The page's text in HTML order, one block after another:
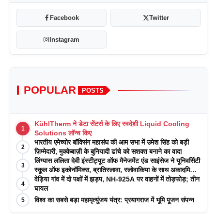
Facebook Twitter
Instagram
POPULAR POSTS
1
KühlTherm ने डेटा सेंटर्स के लिए स्वदेशी Liquid Cooling
Solutions लॉन्च किए
2
भारतीय एमेच्योर बॉक्सिंग महासंघ की आम सभा में उमेश सिंह को बड़ी
ज़िम्मेदारी, मुक्केबाज़ी के बुनियादी ढांचे को सशक्त बनाने का वादा
3
लिंग्यास ललिता देवी इंस्टीट्यूट ऑफ मैनेजमेंट एंड साइंसेज ने यूनिवर्सिटी
स्कूल ऑफ इकोनॉमिक्स, ब्रातिस्लावा, स्लोवाकिया के साथ अकादमिक
पत्रिकाओं में प्रकाशन रणनीतियों पर एक दिवसीय कार्यशाला का
आयोजन किया
4
वेड़िया गांव में दो पक्षों में झड़प, NH-925A पर वाहनों में तोड़फोड़; तीन
घायल
5 विश्व का सबसे बड़ा महामृत्युंजय यंत्र: प्रयागराज में भूमि पूजन संपन्न